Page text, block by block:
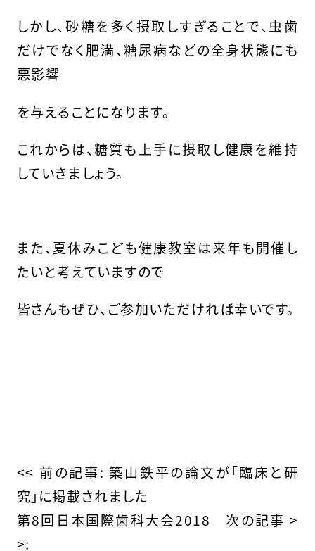
しかし、砂糖を多く摂取しすぎることで、虫歯
だけでなく肥満、糖尿病などの全身状態にも
悪影響
を与えることになります。
これからは、糖質も上手に摂取し健康を維持
していきましょう。
また、夏休みこども健康教室は来年も開催し
たいと考えていますので
皆さんもぜひ、ご参加いただければ幸いです。
の
他
の
<< 前の記事: 築山鉄平の論文が「臨床と研
究」に掲載されました
第8回日本国際歯科大会2018 次の記事 >
>: